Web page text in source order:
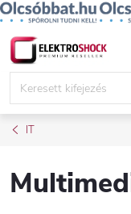
Ugrás
IT